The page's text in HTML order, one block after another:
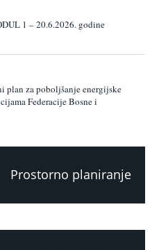
1 – 20.6.2026. godine
plan za poboljšanje energijske
Federacije Bosne i
Prostorno planiranje